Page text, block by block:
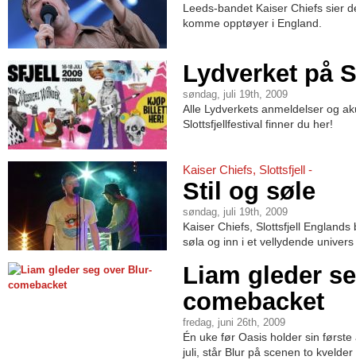
Leeds-bandet Kaiser Chiefs sier
komme opptøyer i England.
Lydverket på
søndag, juli 19th, 2009
Alle Lydverkets anmeldelser og
Slottsfjellfestival finner du her!
Kaiser Chiefs, Slottsfjell -
Stil og søle
søndag, juli 19th, 2009
Kaiser Chiefs, Slottsfjell
søla og inn i et vellydende
Liam gleder
comebacket
fredag, juni 26th, 2009
Én uke før Oasis holder sin
juli, står Blur på scenen to